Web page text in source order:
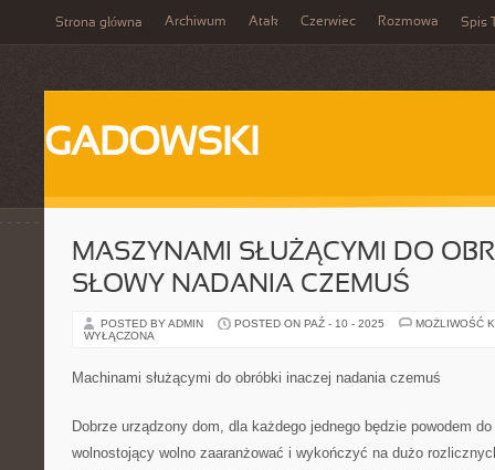
Strona główna Archiwum Atak Czerwiec Rozmowa Spis
GADOWSKI
MASZYNAMI SŁUŻĄCYMI DO
SŁOWY NADANIA CZEMUŚ
POSTED BY ADMIN POSTED ON PAŹ - 10 - 2025
MOŻLIWOŚĆ
WYŁĄCZONA
Machinami służącymi do obróbki inaczej nadania czemuś
Dobrze urządzony dom, dla każdego jednego będzie powodem
wolnostojący wolno zaaranżować i wykończyć na dużo